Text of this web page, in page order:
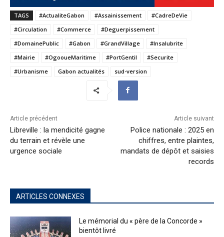
TAGS #ActualiteGabon #Assainissement
#CadreDeVie
#Circulation
#Commerce
#Deguerpissement
#DomainePublic
#Gabon #GrandVillage
#Insalubrite
#Mairie
#OgooueMaritime #PortGentil
#Securite
#Urbanisme
Gabon actualités sud-version
Article précédent
Libreville : la mendicité gagne
du terrain et révèle une
urgence sociale
Article suivant
Police nationale : 2025 en
chiffres, entre plaintes,
mandats de dépôt et saisies
records
ARTICLES CONNEXES
Le mémorial du « père de la Concorde »
bientôt livré